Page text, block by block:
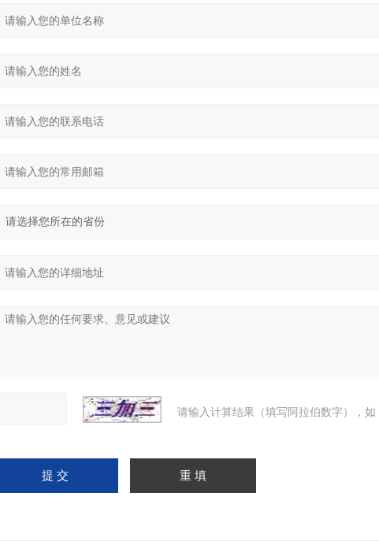
请输入计算结果（填写阿拉伯数字），如